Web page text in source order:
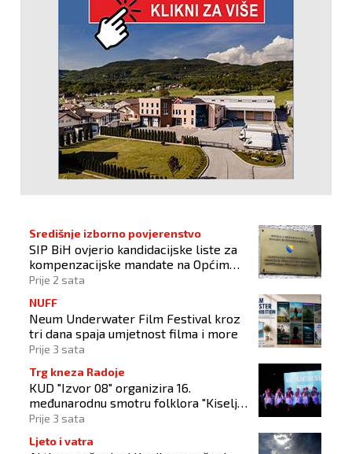
Središnje izborno povjerenstvo
SIP BiH ovjerio kandidacijske liste za
kompenzacijske mandate na Općim
izborima 2026
Prije 2 sata
NUFF
Neum Underwater Film Festival kroz
tri dana spaja umjetnost filma i more
Prije 3 sata
Trg kneza Radoje
KUD "Izvor 08" organizira 16.
međunarodnu smotru folklora "Kiseljak
2026"
Prije 3 sata
Ljeto i vatra